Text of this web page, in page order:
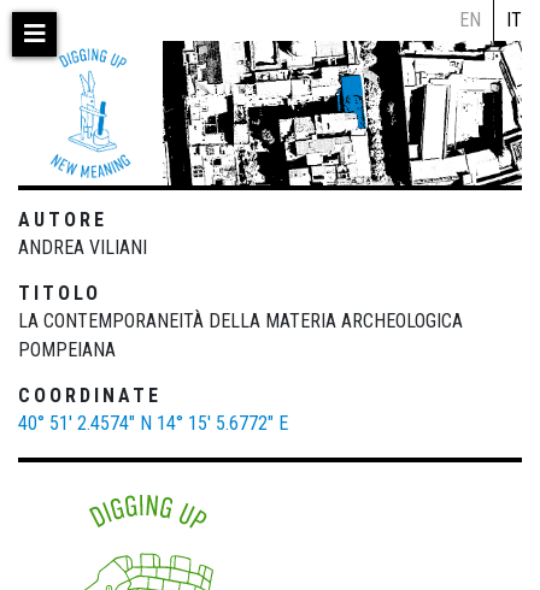
Salta
contenuto
EN IT
AUTORE
ANDREA VILIANI
TITOLO
LA CONTEMPORANEITÀ DELLA MATERIA ARCHEOLOGICA
POMPEIANA
COORDINATE
40° 51' 2.4574" N 14° 15' 5.6772" E